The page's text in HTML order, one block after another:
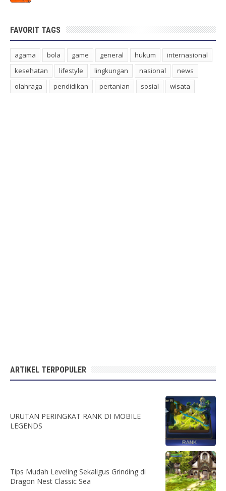
FAVORIT TAGS
agama bola game general hukum
internasional
kesehatan
lifestyle lingkungan nasional
news
olahraga
pendidikan pertanian sosial wisata
ARTIKEL TERPOPULER
URUTAN PERINGKAT RANK DI MOBILE
LEGENDS
Tips Mudah Leveling Sekaligus Grinding di
Dragon Nest Classic Sea